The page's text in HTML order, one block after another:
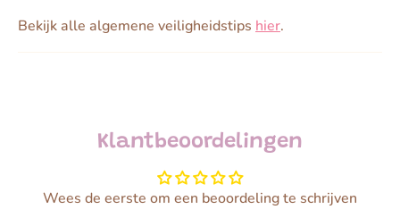
Bekijk alle algemene veiligheidstips hier.
Klantbeoordelingen
Wees de eerste om een beoordeling te schrijven